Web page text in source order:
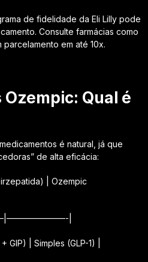
de fidelidade da Eli Lilly pode
Consulte farmácias como
em até 10x.
Qual é
é natural, já que
de alta eficácia:
| Ozempic
|
GIP) | Simples (GLP-1) |